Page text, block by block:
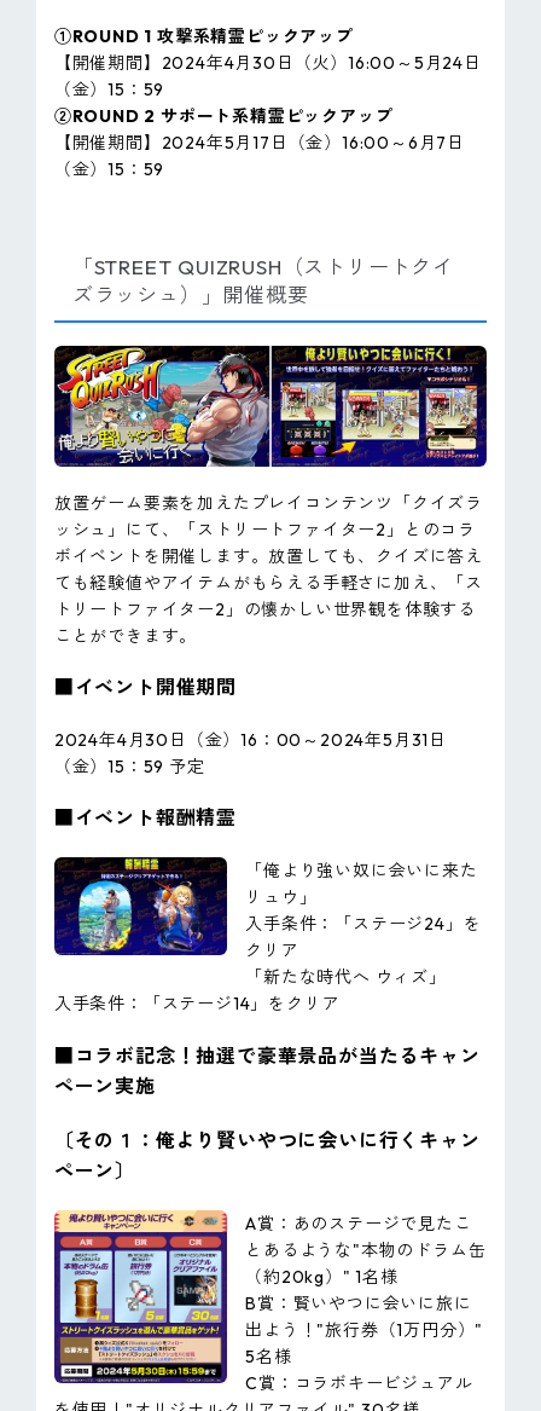
①ROUND 1 攻撃系精霊ピックアップ
【開催期間】2024年4月30日（火）16:00～5月24日
（金）15：59
②ROUND 2 サポート系精霊ピックアップ
【開催期間】2024年5月17日（金）16:00～6月7日
（金）15：59
「STREET QUIZRUSH（ストリートクイ
ズラッシュ）」開催概要
放置ゲーム要素を加えたプレイコンテンツ「クイズラ
ッシュ」にて、「ストリートファイター2」とのコラ
ボイベントを開催します。放置しても、クイズに答え
ても経験値やアイテムがもらえる手軽さに加え、「ス
トリートファイター2」の懐かしい世界観を体験する
ことができます。
■イベント開催期間
2024年4月30日（金）16：00～2024年5月31日
（金）15：59 予定
■イベント報酬精霊
「俺より強い奴に会いに来た
リュウ」
入手条件：「ステージ24」を
クリア
「新たな時代へ ウィズ」
入手条件：「ステージ14」をクリア
■コラボ記念！抽選で豪華景品が当たるキャン
ペーン実施
〔その１：俺より賢いやつに会いに行くキャン
ペーン〕
A賞：あのステージで見たこ
とあるような"本物のドラム缶
（約20kg）" 1名様
B賞：賢いやつに会いに旅に
出よう！"旅行券（1万円分）"
5名様
C賞：コラボキービジュアル